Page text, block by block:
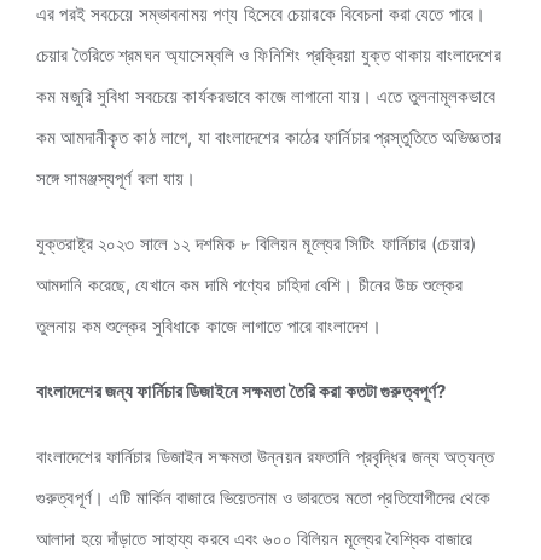
এর পরই সবচেয়ে সম্ভাবনাময় পণ্য হিসেবে চেয়ারকে বিবেচনা করা যেতে পারে।
চেয়ার তৈরিতে শ্রমঘন অ্যাসেম্বলি ও ফিনিশিং প্রক্রিয়া যুক্ত থাকায় বাংলাদেশের
কম মজুরি সুবিধা সবচেয়ে কার্যকরভাবে কাজে লাগানো যায়। এতে তুলনামূলকভাবে
কম আমদানীকৃত কাঠ লাগে, যা বাংলাদেশের কাঠের ফার্নিচার প্রস্তুতিতে অভিজ্ঞতার
সঙ্গে সামঞ্জস্যপূর্ণ বলা যায়।
যুক্তরাষ্ট্র ২০২৩ সালে ১২ দশমিক ৮ বিলিয়ন মূল্যের সিটিং ফার্নিচার (চেয়ার)
আমদানি করেছে, যেখানে কম দামি পণ্যের চাহিদা বেশি। চীনের উচ্চ শুল্কের
তুলনায় কম শুল্কের সুবিধাকে কাজে লাগাতে পারে বাংলাদেশ।
বাংলাদেশের জন্য ফার্নিচার ডিজাইনে সক্ষমতা তৈরি করা কতটা গুরুত্বপূর্ণ?
বাংলাদেশের ফার্নিচার ডিজাইন সক্ষমতা উন্নয়ন রফতানি প্রবৃদ্ধির জন্য অত্যন্ত
গুরুত্বপূর্ণ। এটি মার্কিন বাজারে ভিয়েতনাম ও ভারতের মতো প্রতিযোগীদের থেকে
আলাদা হয়ে দাঁড়াতে সাহায্য করবে এবং ৬০০ বিলিয়ন মূল্যের বৈশ্বিক বাজারে